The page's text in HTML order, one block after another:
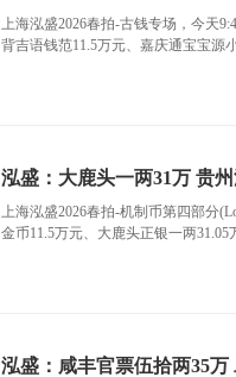
上海泓盛2026春拍-古钱专场，今天
背吉语钱范11.5万元、嘉庆通宝宝源
泓盛：大鹿头一两31万 贵
上海泓盛2026春拍-机制币第四部分
金币11.5万元、大鹿头正银一两
泓盛：咸丰官票伍拾两35万